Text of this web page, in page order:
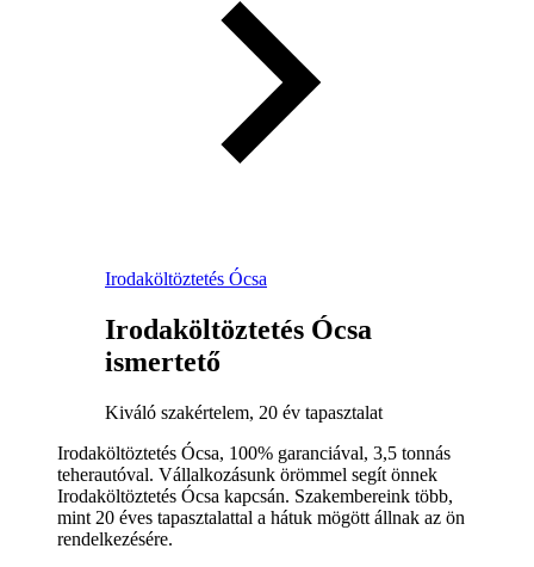
Irodaköltöztetés Ócsa
Irodaköltöztetés Ócsa
ismertető
Kiváló szakértelem, 20 év tapasztalat
Irodaköltöztetés Ócsa, 100% garanciával, 3,5 tonnás
teherautóval. Vállalkozásunk örömmel segít önnek
Irodaköltöztetés Ócsa kapcsán. Szakembereink több,
mint 20 éves tapasztalattal a hátuk mögött állnak az ön
rendelkezésére.